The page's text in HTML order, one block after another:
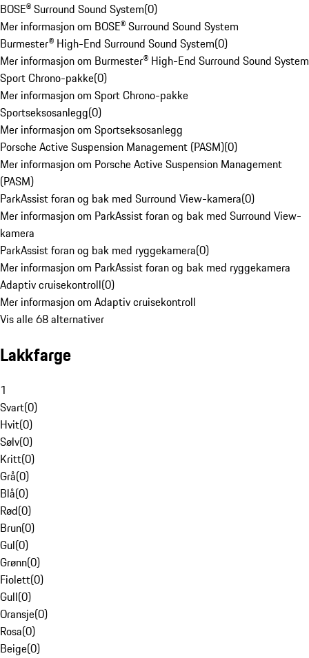
BOSE® Surround Sound System(0)
Mer informasjon om BOSE® Surround Sound System
Burmester® High-End Surround Sound System(0)
Mer informasjon om Burmester® High-End Surround Sound System
Sport Chrono-pakke(0)
Mer informasjon om Sport Chrono-pakke
Sportseksosanlegg(0)
Mer informasjon om Sportseksosanlegg
Porsche Active Suspension Management (PASM)(0)
Mer informasjon om Porsche Active Suspension Management
(PASM)
ParkAssist foran og bak med Surround View-kamera(0)
Mer informasjon om ParkAssist foran og bak med Surround View-
kamera
ParkAssist foran og bak med ryggekamera(0)
Mer informasjon om ParkAssist foran og bak med ryggekamera
Adaptiv cruisekontroll(0)
Mer informasjon om Adaptiv cruisekontroll
Vis alle 68 alternativer
Lakkfarge
1
Svart(0)
Hvit(0)
Sølv(0)
Kritt(0)
Grå(0)
Blå(0)
Rød(0)
Brun(0)
Gul(0)
Grønn(0)
Fiolett(0)
Gull(0)
Oransje(0)
Rosa(0)
Beige(0)